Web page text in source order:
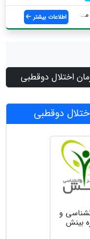
اطلاعات بیشتر
اختلال دوقطبی
دوقطبی
و
بینش